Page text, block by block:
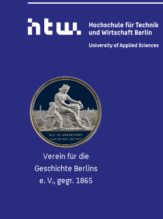
Verein für die
Geschichte Berlins
e. V., gegr. 1865